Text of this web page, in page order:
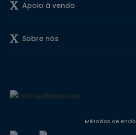
Apoio à venda
Sobre nós
Métodos de envio